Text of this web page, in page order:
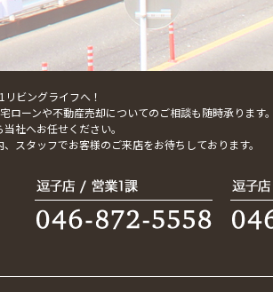
ビングライフへ！
ーンや不動産売却についてのご相談も随時承ります。
社へお任せください。
スタッフでお客様のご来店をお待ちしております。